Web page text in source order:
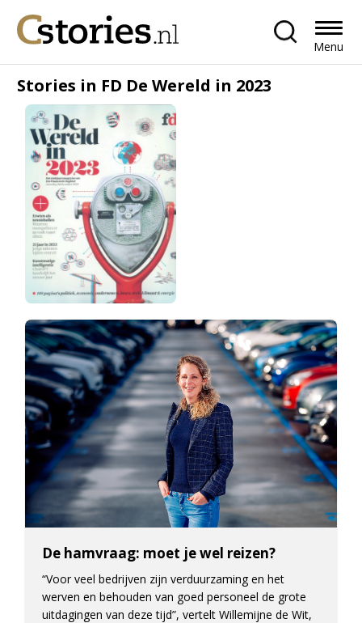
Menu
Stories in FD De Wereld in 2023
De hamvraag: moet je wel reizen?
“Voor veel bedrijven zijn verduurzaming en het
werven en behouden van goed personeel de grote
uitdagingen van deze tijd”, vertelt Willemijne de Wit,